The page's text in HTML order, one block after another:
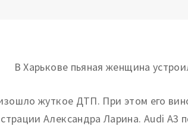
жуткое ДТП. При этом его
Александра Ларина. Audi A3